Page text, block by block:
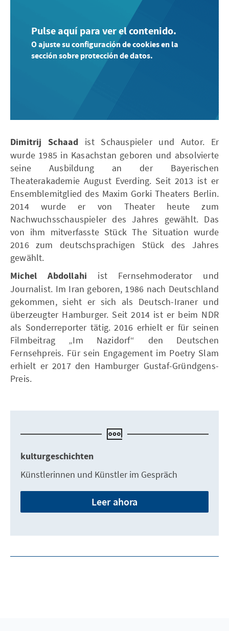
Pulse aquí para ver el contenido.
O ajuste su configuración de cookies en la
sección sobre protección de datos.
Dimitrij Schaad ist Schauspieler und Autor. Er
wurde 1985 in Kasachstan geboren und absolvierte
seine Ausbildung an der Bayerischen
Theaterakademie August Everding. Seit 2013 ist er
Ensemblemitglied des Maxim Gorki Theaters Berlin.
2014 wurde er von Theater heute zum
Nachwuchsschauspieler des Jahres gewählt. Das
von ihm mitverfasste Stück The Situation wurde
2016 zum deutschsprachigen Stück des Jahres
gewählt.
Michel Abdollahi ist Fernsehmoderator und
Journalist. Im Iran geboren, 1986 nach Deutschland
gekommen, sieht er sich als Deutsch-Iraner und
überzeugter Hamburger. Seit 2014 ist er beim NDR
als Sonderreporter tätig. 2016 erhielt er für seinen
Filmbeitrag „Im Nazidorf“ den Deutschen
Fernsehpreis. Für sein Engagement im Poetry Slam
erhielt er 2017 den Hamburger Gustaf-Gründgens-
Preis.
kulturgeschichten
Künstlerinnen und Künstler im Gespräch
Leer ahora